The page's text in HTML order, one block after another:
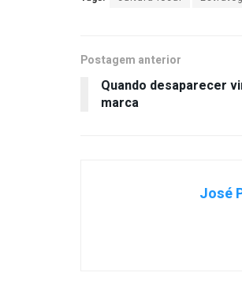
Postagem anterior
Quando desaparecer
marca
José